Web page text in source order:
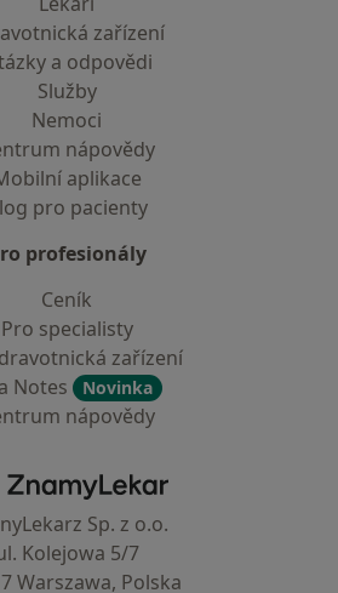
zařízení
a odpovědi
Služby
Nemoci
nápovědy
aplikace
pro pacienty
profesionály
Ceník
Pro specialisty
zařízení
Notes
Novinka
nápovědy
ZnamyLekar - Hlavní stránka
Sp. z o.o.
Kolejowa 5/7
Warszawa, Polska